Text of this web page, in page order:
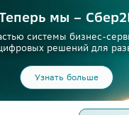
мы –
системы бизнес-
решений для
Узнать больше